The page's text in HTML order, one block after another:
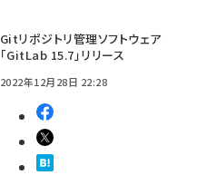
Gitリポジトリ管理ソフトウェア
「GitLab 15.7」リリース
2022年12月28日 22:28